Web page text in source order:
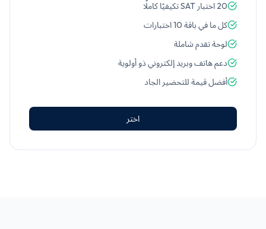
20 اختبار SAT تكيفيًا كاملًا
كل ما في باقة 10 اختبارات
لوحة تقدم شاملة
دعم هاتف وبريد إلكتروني ذو أولوية
أفضل قيمة للتحضير الجاد
اختر